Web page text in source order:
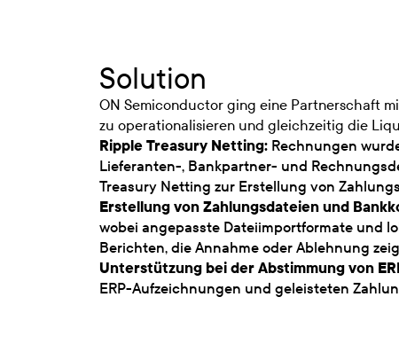
Solution
ON Semiconductor ging eine Partnerschaft
zu operationalisieren und gleichzeitig die
Ripple Treasury Netting: Rechnungen
Lieferanten-, Bankpartner- und
Treasury Netting zur Erstellung von
Erstellung von Zahlungsdateien und
wobei angepasste Dateiimportformate und
Berichten, die Annahme oder Ablehnung
Unterstützung bei der Abstimmung von
ERP-Aufzeichnungen und geleisteten